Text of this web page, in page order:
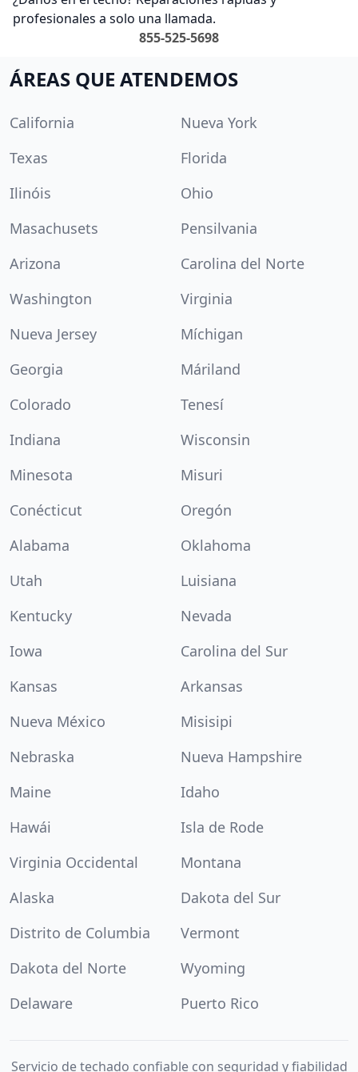
profesionales a solo una llamada.
855-525-5698
ÁREAS QUE ATENDEMOS
California
Nueva York
Texas
Florida
Ilinóis
Ohio
Masachusets
Pensilvania
Arizona
Carolina del Norte
Washington
Virginia
Nueva Jersey
Míchigan
Georgia
Máriland
Colorado
Tenesí
Indiana
Wisconsin
Minesota
Misuri
Conécticut
Oregón
Alabama
Oklahoma
Utah
Luisiana
Kentucky
Nevada
Iowa
Carolina del Sur
Kansas
Arkansas
Nueva México
Misisipi
Nebraska
Nueva Hampshire
Maine
Idaho
Hawái
Isla de Rode
Virginia Occidental
Montana
Alaska
Dakota del Sur
Distrito de Columbia
Vermont
Dakota del Norte
Wyoming
Delaware
Puerto Rico
Servicio de techado confiable con seguridad y fiabilidad